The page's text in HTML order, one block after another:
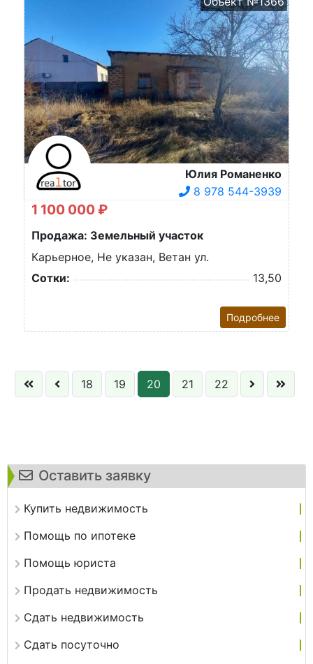
Оставить заявку
Купить недвижимость
Помощь по ипотеке
Помощь юриста
Продать недвижимость
Сдать недвижимость
Сдать посуточно
Юлия Романенко
8 978 544-3939
1 100 000 ₽
Продажа: Земельный участок
Карьерное, Не указан, Ветан ул.
Сотки:
13,50
Подробнее
18 19 20 21 22